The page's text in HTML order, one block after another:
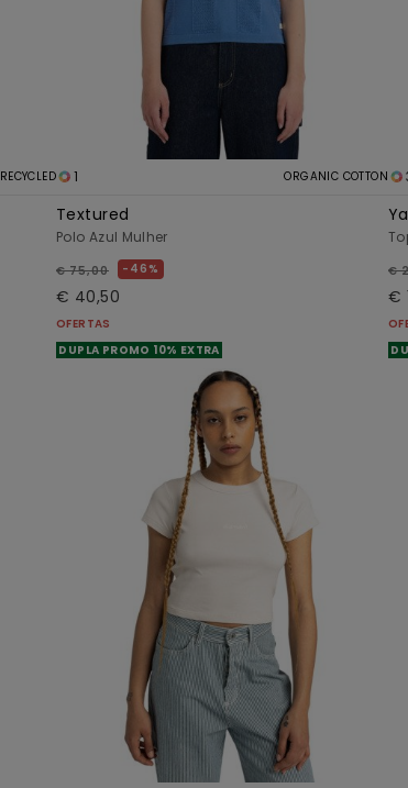
RECYCLED 1 ORGANIC COTTON
Textured
Polo Azul Mulher
€ 75,00 46%
€ 40,50
OFERTAS
DUPLA PROMO 10% EXTRA
€
€